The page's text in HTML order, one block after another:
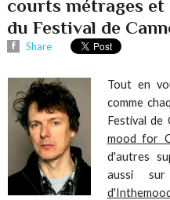
courts métrages
du Festival de
Share
Tout en
comme
Festival de
mood for
d'autres
aussi